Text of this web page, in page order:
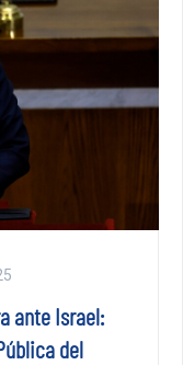
ante Israel:
del